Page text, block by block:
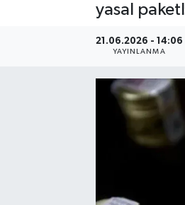
yasal
21.06.2026 - 14:06
YAYINLANMA